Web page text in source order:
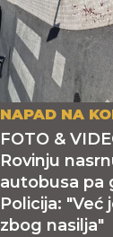
NAPAD NA
FOTO &
Rovinju
autobusa pa
Policija: "Već
zbog nasilja"